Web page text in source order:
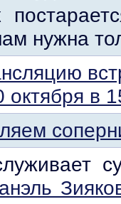
нужна
октября в